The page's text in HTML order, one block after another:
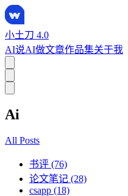
小土刀 4.0
AI说AI做文章作品集关于我
Ai
All Posts
书评 (76)
论文笔记 (28)
csapp (18)